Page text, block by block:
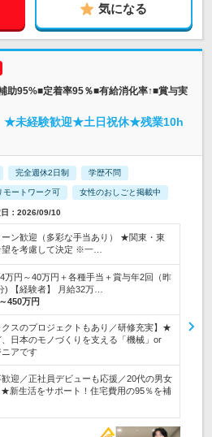
気になる
助95%■定着率95％■有給消化率↑■賞与実
★未経験歓迎★土日祝休★残業10h
完全週休2日制 学歴不問
モートワーク可 女性のおしごと掲載中
：2026/09/10
ン歓迎（多彩な手当あり） ★関東・東
を考慮して決定 ※一…
万円～40万円＋各種手当＋賞与年2回（昨
) 【経験者】 月給32万…
450万円
クスのプロジェクトもあり／研修充実】★
日本のモノづくりを支える「機械」or
ニアです
歓迎／正社員デビューも応援／20代の男女
新生活をサポート！住宅費用の95％を補